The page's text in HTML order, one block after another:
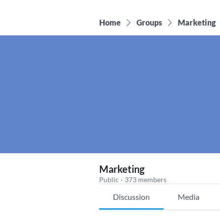
Home Groups Marketing
Marketing
Public · 373 members
Discussion Media